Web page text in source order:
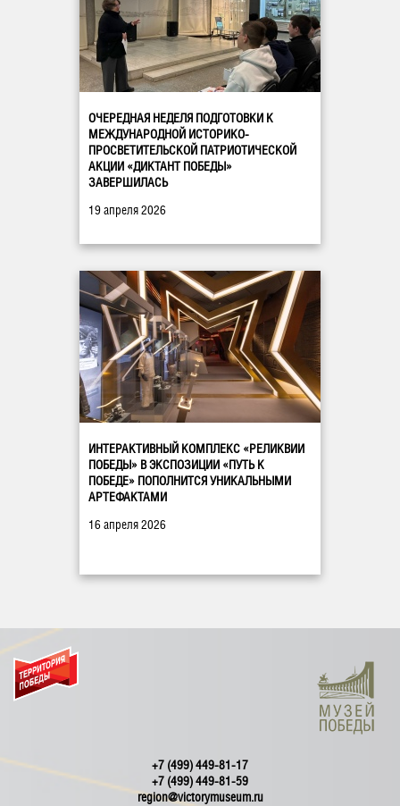
ОЧЕРЕДНАЯ НЕДЕЛЯ ПОДГОТОВКИ К
МЕЖДУНАРОДНОЙ ИСТОРИКО-
ПРОСВЕТИТЕЛЬСКОЙ ПАТРИОТИЧЕСКОЙ
АКЦИИ «ДИКТАНТ ПОБЕДЫ»
ЗАВЕРШИЛАСЬ
19 апреля 2026
ИНТЕРАКТИВНЫЙ КОМПЛЕКС «РЕЛИКВИИ
ПОБЕДЫ» В ЭКСПОЗИЦИИ «ПУТЬ К
ПОБЕДЕ» ПОПОЛНИТСЯ УНИКАЛЬНЫМИ
АРТЕФАКТАМИ
16 апреля 2026
+7 (499) 449-81-17
+7 (499) 449-81-59
region@victorymuseum.ru